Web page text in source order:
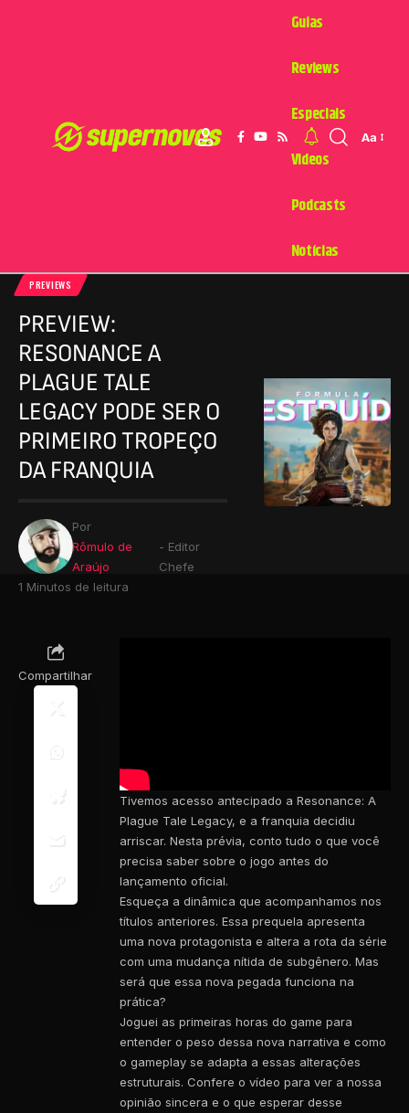
Guias
Reviews
Especiais
Videos
Podcasts
Notícias
Aa
PREVIEWS
PREVIEW:
RESONANCE A
PLAGUE TALE
LEGACY PODE SER O
PRIMEIRO TROPEÇO
DA FRANQUIA
Por
Rômulo de
Araújo
- Editor
Chefe
1 Minutos de leitura
Compartilhar
Tivemos acesso antecipado a Resonance: A
Plague Tale Legacy, e a franquia decidiu
arriscar. Nesta prévia, conto tudo o que você
precisa saber sobre o jogo antes do
lançamento oficial.
Esqueça a dinâmica que acompanhamos nos
títulos anteriores. Essa prequela apresenta
uma nova protagonista e altera a rota da série
com uma mudança nítida de subgênero. Mas
será que essa nova pegada funciona na
prática?
Joguei as primeiras horas do game para
entender o peso dessa nova narrativa e como
o gameplay se adapta a essas alterações
estruturais. Confere o vídeo para ver a nossa
opinião sincera e o que esperar desse